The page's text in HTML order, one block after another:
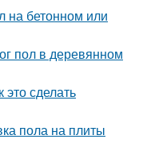
на бетонном или
пол в деревянном
сделать
пола на плиты